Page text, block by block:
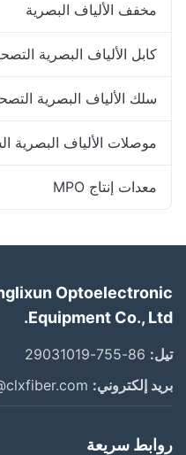
مخفف الألياف البصرية
كابل الألياف البصرية
سلك الألياف البصرية
موصلات الألياف البصرية
معدات إنتاج MPO
Optoelectronic
Equipment Co., Ltd.
تيل:
بريد إلكتروني:
روابط سريعة